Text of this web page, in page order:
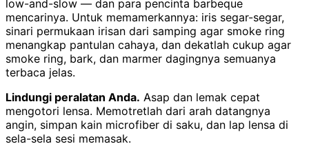
low-and-slow — dan para pencinta barbeque
mencarinya. Untuk memamerkannya: iris segar-segar,
sinari permukaan irisan dari samping agar smoke ring
menangkap pantulan cahaya, dan dekatlah cukup agar
smoke ring, bark, dan marmer dagingnya semuanya
terbaca jelas.
Lindungi peralatan Anda. Asap dan lemak cepat
mengotori lensa. Memotretlah dari arah datangnya
angin, simpan kain microfiber di saku, dan lap lensa di
sela-sela sesi memasak.